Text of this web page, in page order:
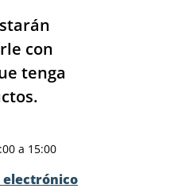
con
tenga
a 15:00
electrónico